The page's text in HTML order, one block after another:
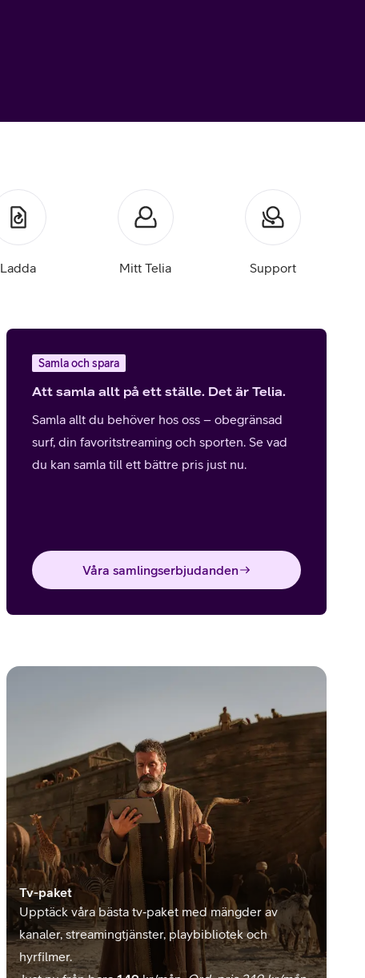
Ladda Mitt Telia Support
Samla och spara
Att samla allt på ett ställe. Det är Telia.
Samla allt du behöver hos oss – obegränsad
surf, din favoritstreaming och sporten. Se vad
du kan samla till ett bättre pris just nu.
Våra samlingserbjudanden
Tv-paket
Upptäck våra bästa tv‑paket med mängder av
kanaler, streamingtjänster, playbibliotek och
hyrfilmer.